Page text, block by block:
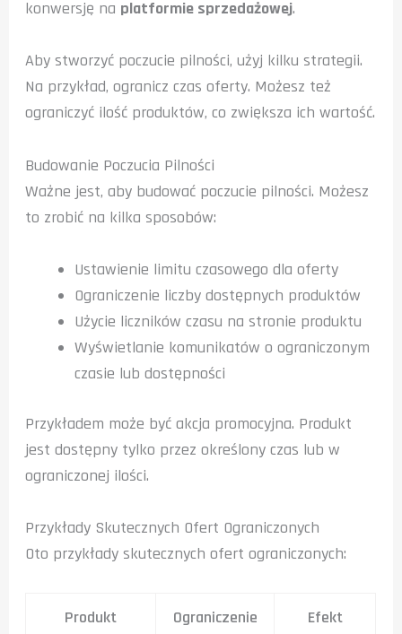
konwersję na platformie sprzedażowej.
Aby stworzyć poczucie pilności, użyj kilku strategii.
Na przykład, ogranicz czas oferty. Możesz też
ograniczyć ilość produktów, co zwiększa ich wartość.
Budowanie Poczucia Pilności
Ważne jest, aby budować poczucie pilności. Możesz
to zrobić na kilka sposobów:
Ustawienie limitu czasowego dla oferty
Ograniczenie liczby dostępnych produktów
Użycie liczników czasu na stronie produktu
Wyświetlanie komunikatów o ograniczonym
czasie lub dostępności
Przykładem może być akcja promocyjna. Produkt
jest dostępny tylko przez określony czas lub w
ograniczonej ilości.
Przykłady Skutecznych Ofert Ograniczonych
Oto przykłady skutecznych ofert ograniczonych:
Produkt Ograniczenie Efekt